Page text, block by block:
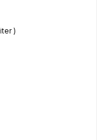
)
von 5 Sternen